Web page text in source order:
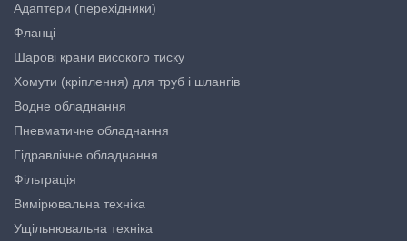
Адаптери (перехідники)
Фланці
Шарові крани високого тиску
Хомути (кріплення) для труб і шлангів
Водне обладнання
Пневматичне обладнання
Гідравлічне обладнання
Фільтрація
Вимірювальна техніка
Ущільнювальна техніка